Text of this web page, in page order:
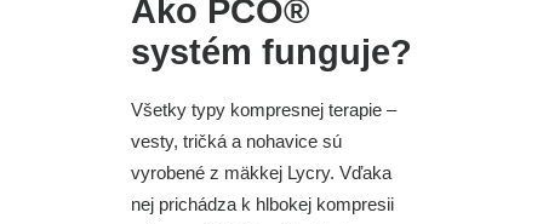
Ako PCO®
systém funguje?
Všetky typy kompresnej terapie –
vesty, tričká a nohavice sú
vyrobené z mäkkej Lycry. Vďaka
nej prichádza k hlbokej kompresii